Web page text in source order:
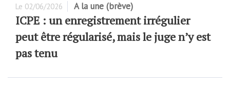
Le 02/06/2026 A la une (brève)
ICPE : un enregistrement irrégulier
peut être régularisé, mais le juge n’y est
pas tenu